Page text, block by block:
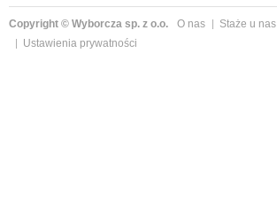
Copyright © Wyborcza sp. z o.o. O nas Staże u nas
Ustawienia prywatności